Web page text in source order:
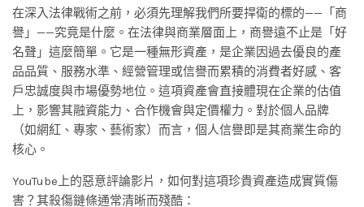
在深入法律戰術之前，必須先理解我們所要捍衛的標的——「商
譽」——究竟是什麼。在法律與商業層面上，商譽遠不止是「好
名聲」這麼簡單。它是一種無形資產，是企業因過去優良的產
品品質、服務水準、經營管理或信譽而累積的消費者好感、客
戶忠誠度與市場優勢地位。這項資產會直接體現在企業的估值
上，影響其融資能力、合作機會與定價權力。對於個人品牌
（如網紅、專家、藝術家）而言，個人信譽即是其商業生命的
核心。
YouTube上的惡意評論影片，如何對這項珍貴資產造成實質傷
害？其殺傷鏈條通常清晰而殘酷：